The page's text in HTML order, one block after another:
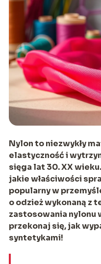
Nylon to niezwykły
elastyczność i
sięga lat 30. XX
jakie właściwości
popularny w
o odzież wykonaną z
zastosowania nylonu
przekonaj się, jak
syntetykami!